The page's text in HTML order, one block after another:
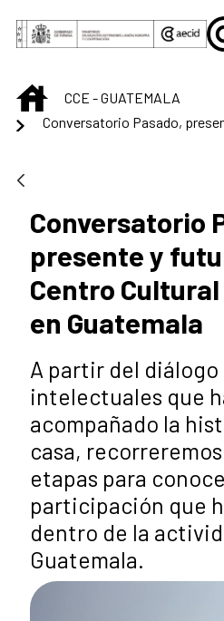
Saltar al contenido principal
INICIOCCE - GUATEMALA
Conversatorio
presente y
Centro
en Guatemala
A partir del
intelectuales que
acompañado la
casa,
etapas para
participación que
dentro de la
Guatemala.